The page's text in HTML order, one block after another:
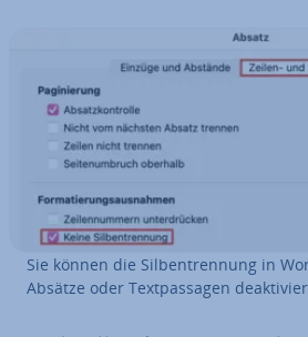
Sie können die Sil­ben­tren­nung in
Absätze oder Text­pas­sa­gen